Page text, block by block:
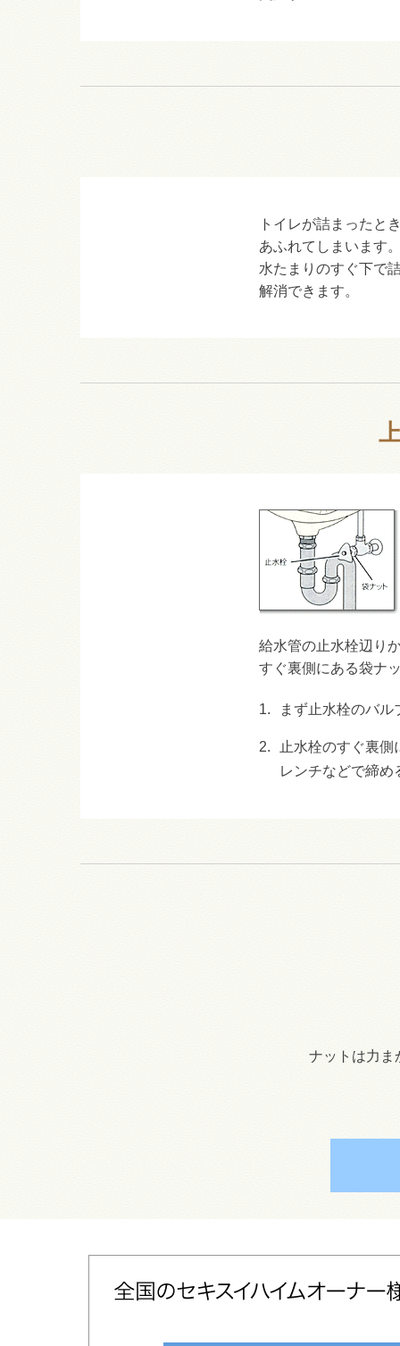
トイレが詰まったと
あふれてしまいます
水たまりのすぐ下で
解消できます。
給水管の止水栓辺り
すぐ裏側にある袋ナ
1. まず止水栓のバル
2.
止水栓のすぐ裏
レンチなどで締め
ナットは力ま